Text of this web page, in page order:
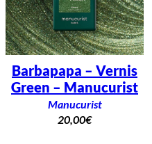
Barbapapa – Vernis
Green – Manucurist
Manucurist
20,00€